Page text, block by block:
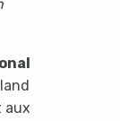
aux